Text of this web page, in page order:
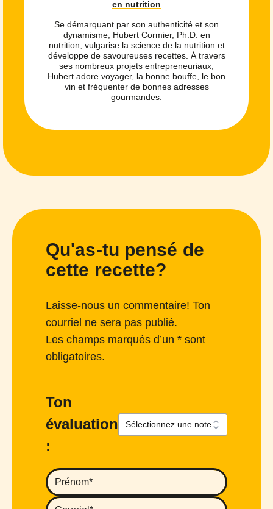
en nutrition
Se démarquant par son authenticité et son
dynamisme, Hubert Cormier, Ph.D. en
nutrition, vulgarise la science de la nutrition et
développe de savoureuses recettes. À travers
ses nombreux projets entrepreneuriaux,
Hubert adore voyager, la bonne bouffe, le bon
vin et fréquenter de bonnes adresses
gourmandes.
Qu'as-tu pensé de
cette recette?
Laisse-nous un commentaire! Ton
courriel ne sera pas publié.
Les champs marqués d’un * sont
obligatoires.
Ton
évaluation
: